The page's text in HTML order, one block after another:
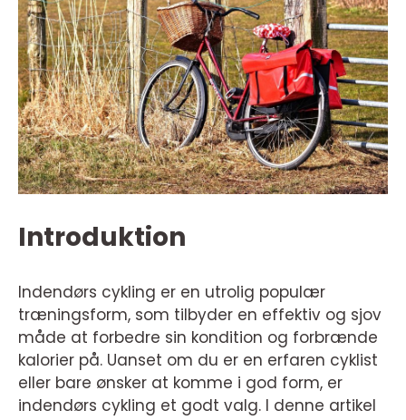
Introduktion
Indendørs cykling er en utrolig populær
træningsform, som tilbyder en effektiv og sjov
måde at forbedre sin kondition og forbrænde
kalorier på. Uanset om du er en erfaren cyklist
eller bare ønsker at komme i god form, er
indendørs cykling et godt valg. I denne artikel